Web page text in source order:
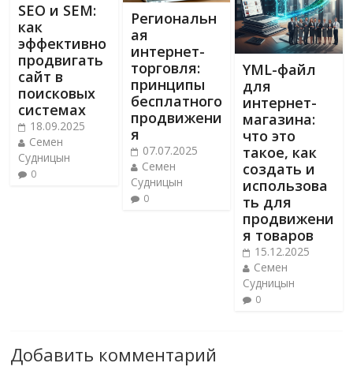
SEO и SEM:
как
эффективно
продвигать
сайт в
поисковых
системах
18.09.2025
Семен
Судницын
0
Региональн
ая
интернет-
торговля:
принципы
бесплатного
продвижени
я
07.07.2025
Семен
Судницын
0
YML-файл
для
интернет-
магазина:
что это
такое, как
создать и
использова
ть для
продвижени
я товаров
15.12.2025
Семен
Судницын
0
Добавить комментарий